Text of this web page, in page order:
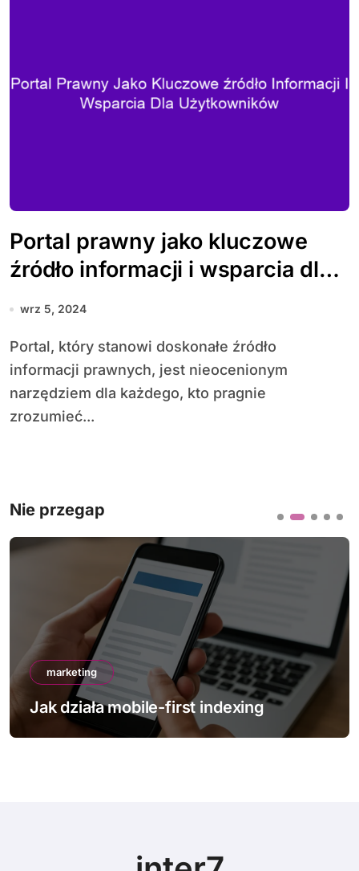
Portal prawny jako kluczowe
źródło informacji i wsparcia dla
użytkowników
wrz 5, 2024
Portal, który stanowi doskonałe źródło
informacji prawnych, jest nieocenionym
narzędziem dla każdego, kto pragnie
zrozumieć...
Nie przegap
marketing
Jak poprawić Core Web Vitals